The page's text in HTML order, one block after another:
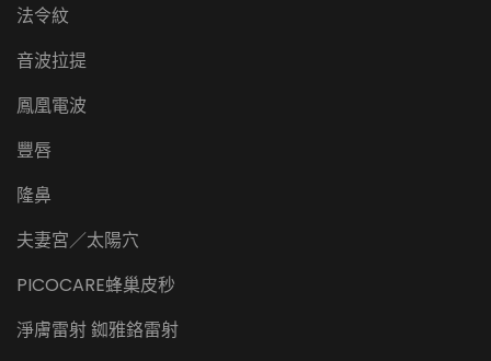
法令紋
音波拉提
鳳凰電波
豐唇
隆鼻
夫妻宮／太陽穴
PICOCARE蜂巢皮秒
淨膚雷射 銣雅鉻雷射